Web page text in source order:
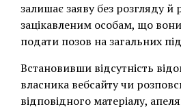
залишає заяву без розгляду й
зацікавленим особам, що
подати позов на загальних
Встановивши відсутність
власника вебсайту чи
відповідного матеріалу,